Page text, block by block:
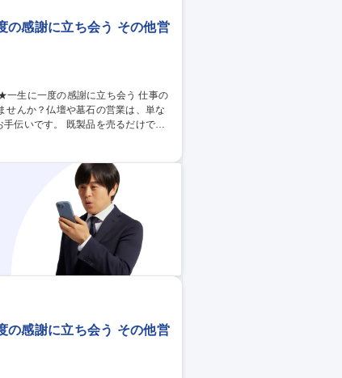
の感謝に立ち会う その他営
せんか？仏壇や墓石の営業は、単な
を売るだけでな
ドに近い要素があります。 お客様
の感謝に立ち会う その他営